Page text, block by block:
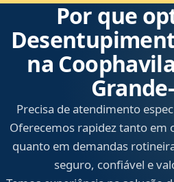
Por que
na
Precisa de atendimento
Oferecemos rapidez tanto em
quanto em demandas
seguro, confiável e